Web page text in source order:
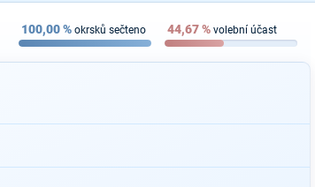
100,00% okrsků sečteno 44,67% volební účast